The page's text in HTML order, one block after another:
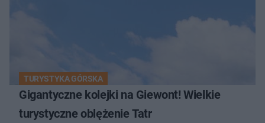
TURYSTYKA GÓRSKA
Gigantyczne kolejki na Giewont! Wielkie
turystyczne oblężenie Tatr